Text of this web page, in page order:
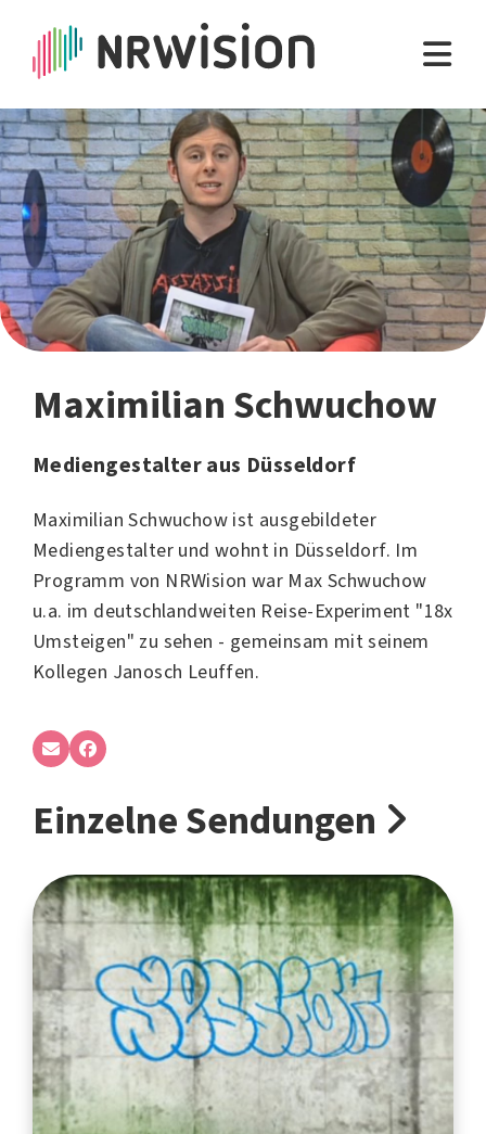
Maximilian Schwuchow
Mediengestalter aus Düsseldorf
Maximilian Schwuchow ist ausgebildeter
Mediengestalter und wohnt in Düsseldorf. Im
Programm von NRWision war Max Schwuchow
u.a. im deutschlandweiten Reise-Experiment "18x
Umsteigen" zu sehen - gemeinsam mit seinem
Kollegen Janosch Leuffen.
Einzelne Sendungen